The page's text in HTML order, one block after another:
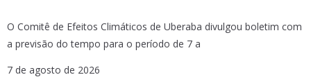
O Comitê de Efeitos Climáticos de Uberaba divulgou boletim com
a previsão do tempo para o período de 7 a
7 de agosto de 2026